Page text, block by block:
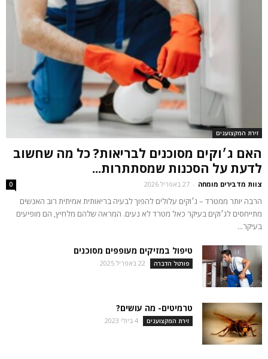
זירת המקצוענים
האם ג׳וקים מסוכנים לבריאות? כל מה שחשוב
לדעת על הסכנות שמסתתרות...
צוות מדבירים מומחה - 27 באפריל 2026 0
הרבה יותר ממטרד – ג׳וקים עלולים להפוך לבעיה בריאותית אמיתית רוב האנשים
מתייחסים לג׳וקים בעיקר כאל מטרד לא נעים. המראה שלהם מלחיץ, הם מופיעים
בעיקר...
טיפול במזיקים מעופפים מסוכנים
פורטל הדברה 22 באפריל 2025
טרמיטים- מה עושים?
זירת המקצוענים 4 ביולי 2023